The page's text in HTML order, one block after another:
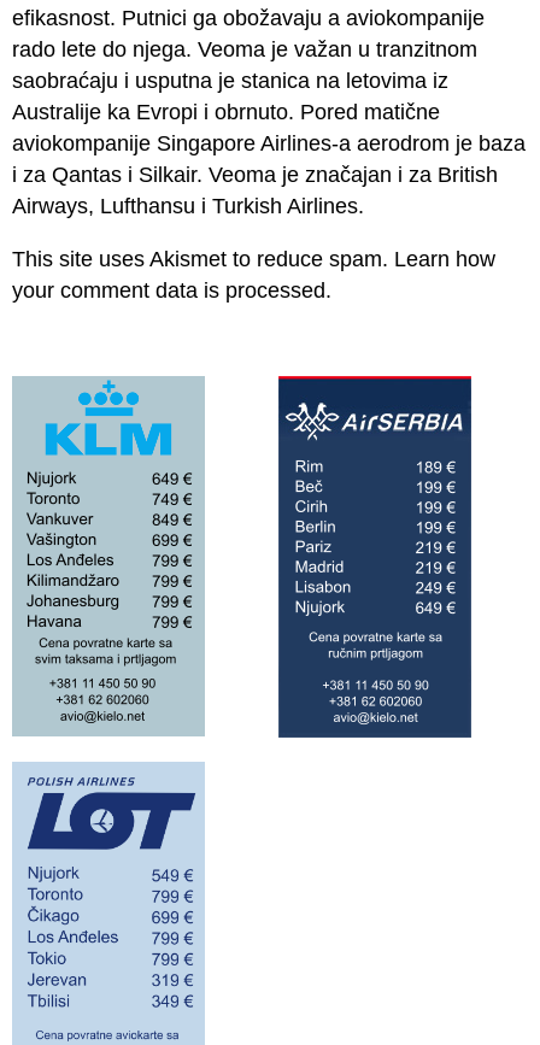
efikasnost. Putnici ga obožavaju a aviokompanije
rado lete do njega. Veoma je važan u tranzitnom
saobraćaju i usputna je stanica na letovima iz
Australije ka Evropi i obrnuto. Pored matične
aviokompanije Singapore Airlines-a aerodrom je baza
i za Qantas i Silkair. Veoma je značajan i za British
Airways, Lufthansu i Turkish Airlines.
This site uses Akismet to reduce spam. Learn how
your comment data is processed.